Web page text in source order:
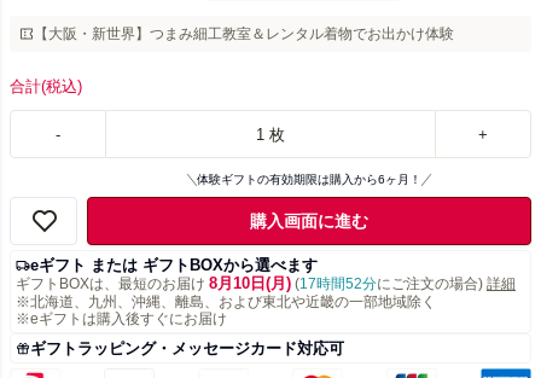
【大阪・新世界】つまみ細工教室＆レンタル着物でお出かけ体験
合計(税込)
- 1 枚 +
体験ギフトの有効期限は購入から6ヶ月！
購入画面に進む
eギフト または ギフトBOXから選べます
ギフトBOXは、最短のお届け 8月10日(月) (17時間52分にご注文の場合) 詳細
※北海道、九州、沖縄、離島、および東北や近畿の一部地域除く
※eギフトは購入後すぐにお届け
ギフトラッピング・メッセージカード対応可